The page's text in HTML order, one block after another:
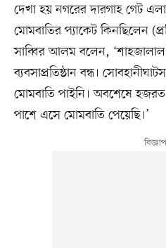
দেখা হয় নগরের দারগাহ গেট
মোমবাতির প্যাকেট কিনছিলেন
সাব্বির আলম বলেন,
ব্যবসাপ্রতিষ্ঠান বন্ধ।
মোমবাতি পাইনি। অবশেষে
পাশে এসে মোমবাতি পেয়েছি।’